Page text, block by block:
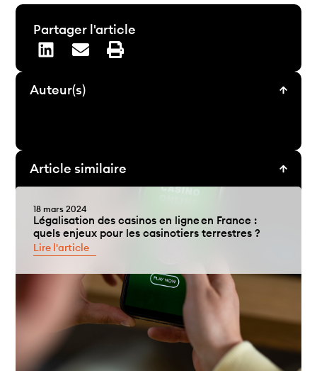
Partager l'article
Auteur(s)
Article similaire
18 mars 2024
Légalisation des casinos en ligne en France :
quels enjeux pour les casinotiers terrestres ?
Lire l'article